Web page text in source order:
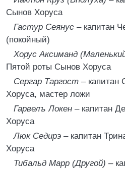
Сынов Хоруса
Гастур Сеянус –капитан
(покойный)
Хорус Аксиманд
Пятой роты Сынов Хоруса
Сергар Таргост –капитан
Хоруса, мастер ложи
Гарвелъ Локен –капитан
Хоруса
Люк Седирэ –капитан
Хоруса
Тибальд Марр (Другой) –